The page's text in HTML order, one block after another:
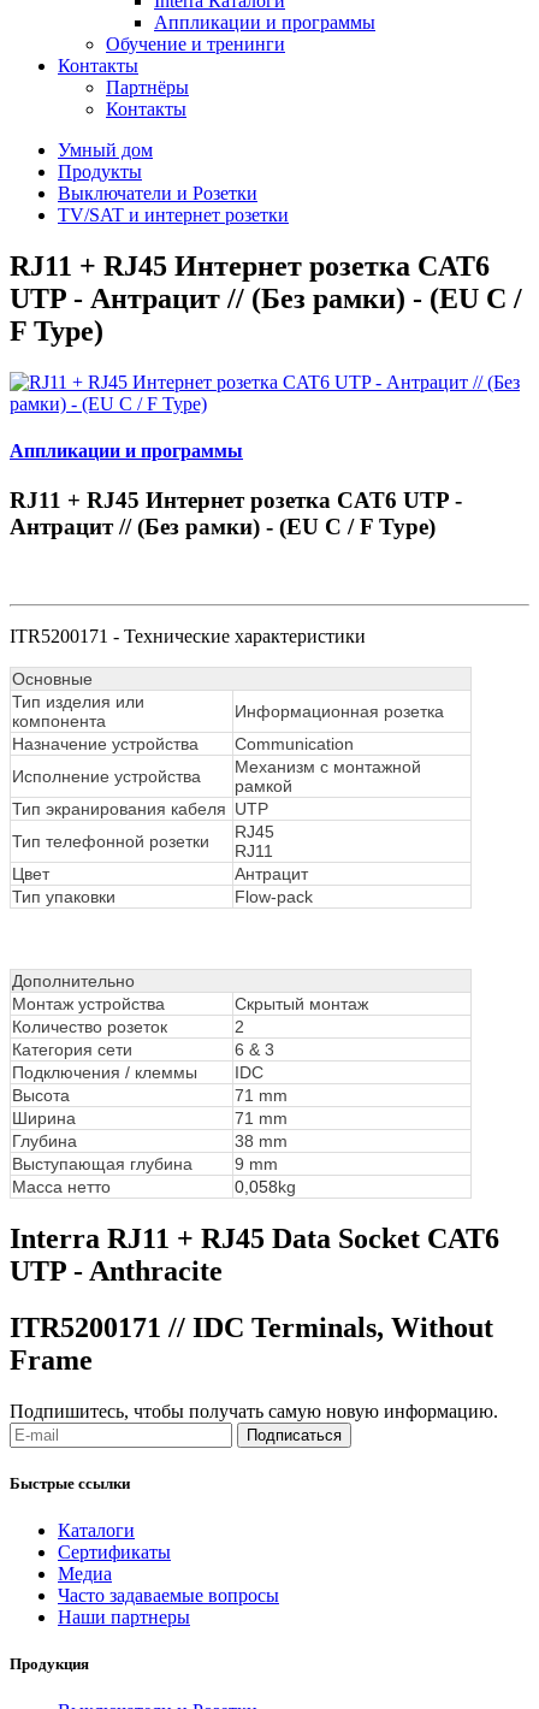
Аппликации и программы
Обучение и тренинги
Контакты
Партнёры
Контакты
Умный дом
Продукты
Выключатели и Розетки
TV/SAT и интернет розетки
RJ11 + RJ45 Интернет розетка CAT6
UTP - Антрацит // (Без рамки) - (EU C /
F Type)
Аппликации и программы
RJ11 + RJ45 Интернет розетка CAT6 UTP -
Антрацит // (Без рамки) - (EU C / F Type)
ITR5200171 - Технические характеристики
Основные
Тип изделия или
компонента
Информационная розетка
Назначение устройства
Communication
Исполнение устройства
Механизм с монтажной
рамкой
Тип экранирования кабеля UTP
Тип телефонной розетки
RJ45
RJ11
Цвет
Антрацит
Тип упаковки
Flow-pack
Дополнительно
Монтаж устройства
Скрытый монтаж
Количество розеток
2
Категория сети
6 & 3
Подключения / клеммы
IDC
Высота
71 mm
Ширина
71 mm
Глубина
38 mm
Выступающая глубина
9 mm
Масса нетто
0,058kg
Interra RJ11 + RJ45 Data Socket CAT6
UTP - Anthracite
ITR5200171 // IDC Terminals, Without
Frame
Подпишитесь, чтобы получать самую новую информацию.
Подписаться
Быстрые ссылки
Каталоги
Сертификаты
Медиа
Часто задаваемые вопросы
Наши партнеры
Продукция